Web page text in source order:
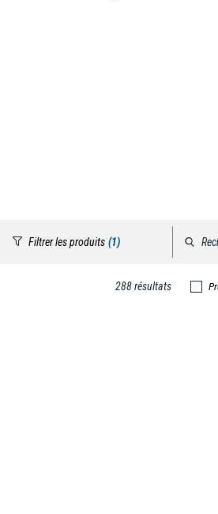
Filtrer les produits (1)
288 résultats